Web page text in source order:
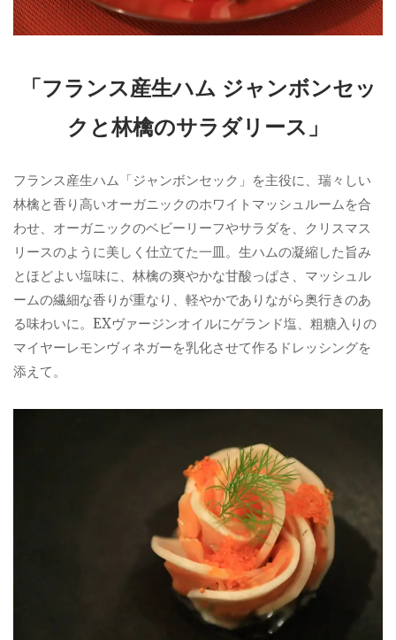
「フランス産生ハム ジャンボンセッ
クと林檎のサラダリース」
フランス産生ハム「ジャンボンセック」を主役に、瑞々しい
林檎と香り高いオーガニックのホワイトマッシュルームを合
わせ、オーガニックのベビーリーフやサラダを、クリスマス
リースのように美しく仕立てた一皿。生ハムの凝縮した旨み
とほどよい塩味に、林檎の爽やかな甘酸っぱさ、マッシュル
ームの繊細な香りが重なり、軽やかでありながら奥行きのあ
る味わいに。EXヴァージンオイルにゲランド塩、粗糖入りの
マイヤーレモンヴィネガーを乳化させて作るドレッシングを
添えて。